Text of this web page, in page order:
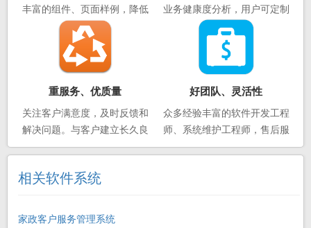
丰富的组件、页面样例，降低
了运维开发的门槛，极速开发
业务健康度分析，用户可定制
配置业务的各类数据采集与展
示
重服务、优质量
关注客户满意度，及时反馈和
解决问题。与客户建立长久良
好的合作关系，共同应对工作
好团队、灵活性
众多经验丰富的软件开发工程
师、系统维护工程师，售后服
务人员，可人员派驻场开发
相关软件系统
家政客户服务管理系统